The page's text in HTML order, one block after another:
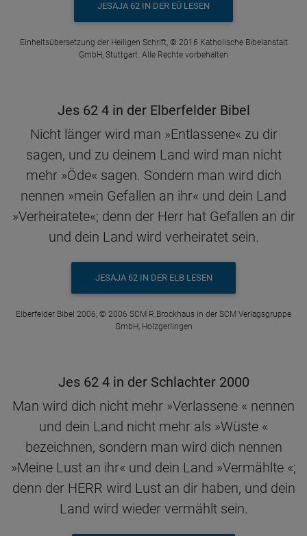
JESAJA 62 IN DER EÜ LESEN
Einheitsübersetzung der Heiligen Schrift, © 2016 Katholische Bibelanstalt
GmbH, Stuttgart. Alle Rechte vorbehalten
Jes 62 4 in der Elberfelder Bibel
Nicht länger wird man »Entlassene« zu dir
sagen, und zu deinem Land wird man nicht
mehr »Öde« sagen. Sondern man wird dich
nennen »mein Gefallen an ihr« und dein Land
»Verheiratete«; denn der Herr hat Gefallen an dir
und dein Land wird verheiratet sein.
JESAJA 62 IN DER ELB LESEN
Elberfelder Bibel 2006, © 2006 SCM R.Brockhaus in der SCM Verlagsgruppe
GmbH, Holzgerlingen
Jes 62 4 in der Schlachter 2000
Man wird dich nicht mehr »Verlassene « nennen
und dein Land nicht mehr als »Wüste «
bezeichnen, sondern man wird dich nennen
»Meine Lust an ihr« und dein Land »Vermählte «;
denn der HERR wird Lust an dir haben, und dein
Land wird wieder vermählt sein.